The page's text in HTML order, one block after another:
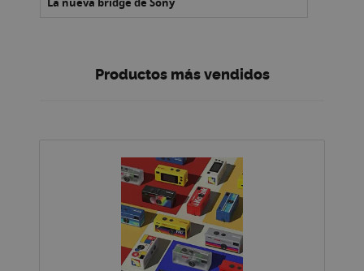
La nueva bridge de Sony
Productos más vendidos